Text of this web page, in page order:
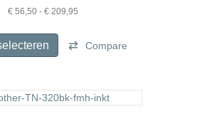
€56,50 - €209,95Prijsklasse:
€ 209,95
product
Deze
Compare